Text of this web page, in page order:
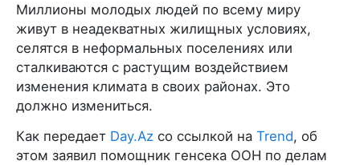
Миллионы молодых людей по всему миру
живут в неадекватных жилищных условиях,
селятся в неформальных поселениях или
сталкиваются с растущим воздействием
изменения климата в своих районах. Это
должно измениться.
Как передает Day.Az со ссылкой на Trend, об
этом заявил помощник генсека ООН по делам